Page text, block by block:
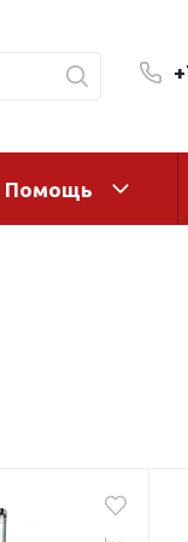
Магистральные
Помощь